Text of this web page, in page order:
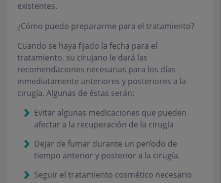
existentes.
¿Cómo puedo prepararme para el tratamiento?
Cuando se haya fijado la fecha para el
tratamiento, su cirujano le dará las
recomendaciones necesarias para los días
inmediatamente anteriores y posteriores a la
cirugía. Algunas de éstas serán:
Evitar algunas medicaciones que pueden
afectar a la recuperación de la cirugía
Dejar de fumar durante un período de
tiempo anterior y posterior a la cirugía.
Seguir el tratamiento cosmético necesario